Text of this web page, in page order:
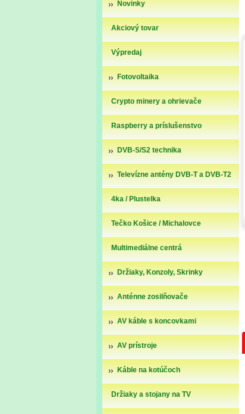
Novinky
Akciový tovar
Výpredaj
Fotovoltaika
Crypto minery a ohrievače
Raspberry a príslušenstvo
DVB-S/S2 technika
Televízne antény DVB-T a DVB-T2
4ka / Plustelka
Tečko Košice / Michalovce
Multimediálne centrá
Držiaky, Konzoly, Skrinky
Anténne zosilňovače
AV káble s koncovkami
AV prístroje
Káble na kotúčoch
Držiaky a stojany na TV